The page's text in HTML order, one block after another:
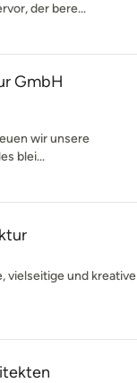
der bere...
GmbH
wir unsere
blei...
vielseitige und kreative